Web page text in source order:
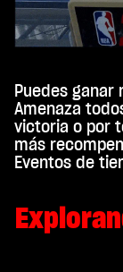
Puedes ganar
Amenaza
victoria o por
más
Eventos de